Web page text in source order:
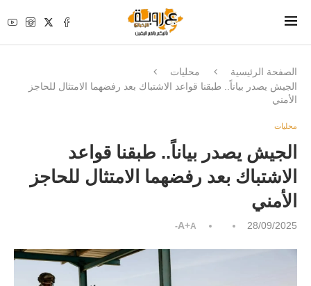
الصفحة الرئيسية
محليات
الجيش يصدر بياناً.. طبقنا قواعد الاشتباك بعد رفضهما الامتثال للحاجز
الأمني
محليات
الجيش يصدر بياناً.. طبقنا قواعد
الاشتباك بعد رفضهما الامتثال للحاجز
الأمني
28/09/2025
A+A-